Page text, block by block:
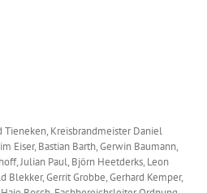
Kreisbrandmeister Daniel
Eiser, Bastian Barth, Gerwin Baumann,
Julian Paul, Björn Heetderks, Leon
Blekker, Gerrit Grobbe, Gerhard Kemper,